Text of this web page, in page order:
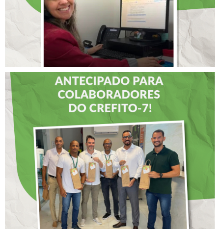
DIA DOS PAIS É
ANTECIPADO PARA
COLABORADORES DO
CREFITO-7